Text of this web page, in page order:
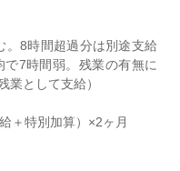
8時間超過分は別途支給
で7時間弱。残業の有無に
業として支給）
＋特別加算）×2ヶ月